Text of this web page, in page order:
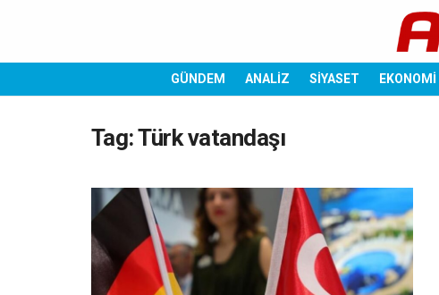
GÜNDEM ANALİZ SİYASET EKONOMİ
Tag:Türk vatandaşı